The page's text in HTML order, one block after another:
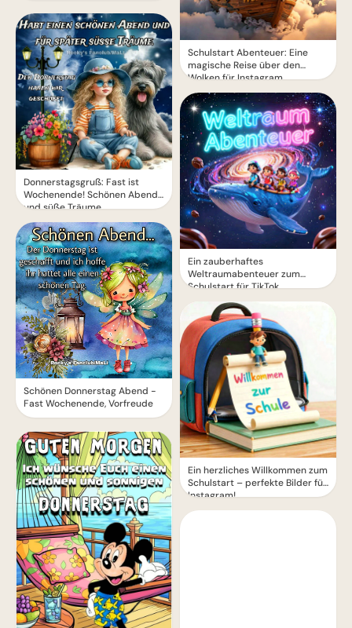
Donnerstagsgruß: Fast ist
Wochenende! Schönen Abend
und süße Träume
Schönen Donnerstag Abend -
Fast Wochenende, Vorfreude
Schulstart Abenteuer: Eine
magische Reise über den
Wolken für Instagram
Ein zauberhaftes
Weltraumabenteuer zum
Schulstart für TikTok
Ein herzliches Willkommen zum
Schulstart – perfekte Bilder für
Instagram!